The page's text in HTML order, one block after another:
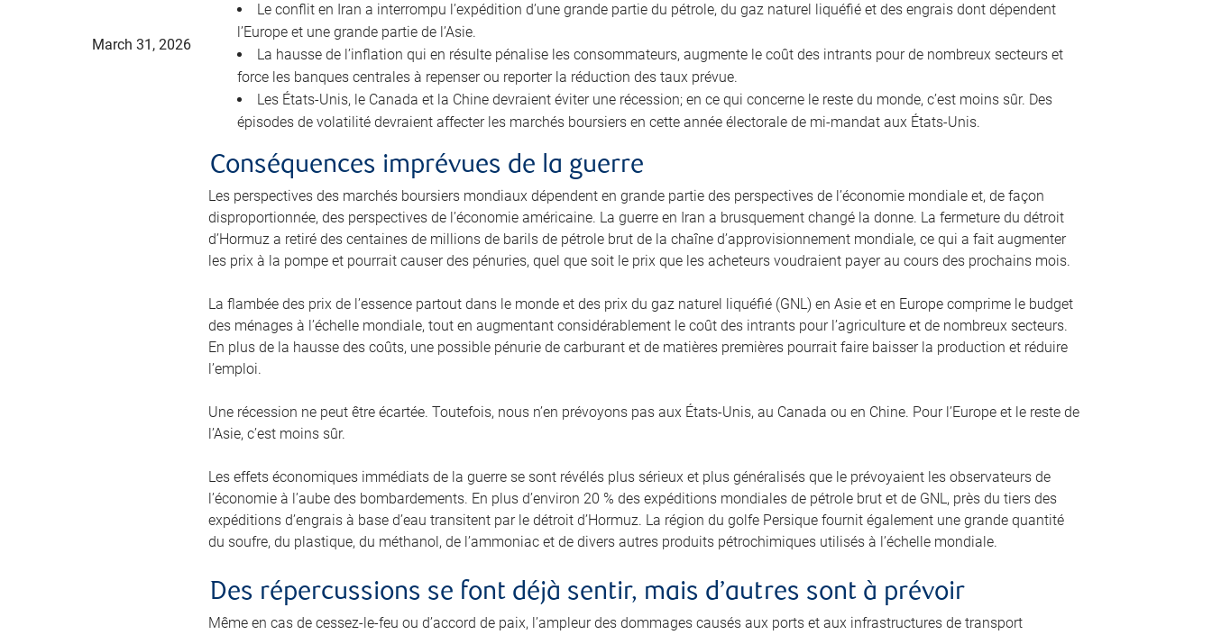
March 31, 2026
Le conflit en Iran a interrompu l’expédition d’une grande partie du pétrole, du gaz naturel liquéfié et des engrais dont dépendent
l’Europe et une grande partie de l’Asie.
La hausse de l’inflation qui en résulte pénalise les consommateurs, augmente le coût des intrants pour de nombreux secteurs et
force les banques centrales à repenser ou reporter la réduction des taux prévue.
Les États-Unis, le Canada et la Chine devraient éviter une récession; en ce qui concerne le reste du monde, c’est moins sûr. Des
épisodes de volatilité devraient affecter les marchés boursiers en cette année électorale de mi-mandat aux États-Unis.
Conséquences imprévues de la guerre
Les perspectives des marchés boursiers mondiaux dépendent en grande partie des perspectives de l’économie mondiale et, de façon
disproportionnée, des perspectives de l’économie américaine. La guerre en Iran a brusquement changé la donne. La fermeture du détroit
d’Hormuz a retiré des centaines de millions de barils de pétrole brut de la chaîne d’approvisionnement mondiale, ce qui a fait augmenter
les prix à la pompe et pourrait causer des pénuries, quel que soit le prix que les acheteurs voudraient payer au cours des prochains mois.
La flambée des prix de l’essence partout dans le monde et des prix du gaz naturel liquéfié (GNL) en Asie et en Europe comprime le budget
des ménages à l’échelle mondiale, tout en augmentant considérablement le coût des intrants pour l’agriculture et de nombreux secteurs.
En plus de la hausse des coûts, une possible pénurie de carburant et de matières premières pourrait faire baisser la production et réduire
l’emploi.
Une récession ne peut être écartée. Toutefois, nous n’en prévoyons pas aux États‑Unis, au Canada ou en Chine. Pour l’Europe et le reste de
l’Asie, c’est moins sûr.
Les effets économiques immédiats de la guerre se sont révélés plus sérieux et plus généralisés que le prévoyaient les observateurs de
l’économie à l’aube des bombardements. En plus d’environ 20 % des expéditions mondiales de pétrole brut et de GNL, près du tiers des
expéditions d’engrais à base d’eau transitent par le détroit d’Hormuz. La région du golfe Persique fournit également une grande quantité
du soufre, du plastique, du méthanol, de l’ammoniac et de divers autres produits pétrochimiques utilisés à l’échelle mondiale.
Des répercussions se font déjà sentir, mais d’autres sont à prévoir
Même en cas de cessez-le-feu ou d’accord de paix, l’ampleur des dommages causés aux ports et aux infrastructures de transport